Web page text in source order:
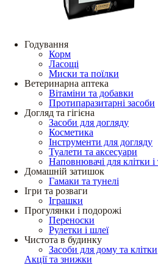
Годування
Корм
Ласощі
Миски та поїлки
Ветеринарна аптека
Вітаміни та добавки
Протипаразитарні засоби
Догляд та гігієна
Засоби для догляду
Косметика
Інструменти для догляду
Туалети та аксесуари
Наповнювачі для клітки і
Домашній затишок
Гамаки та тунелі
Ігри та розваги
Іграшки
Прогулянки і подорожі
Переноски
Рулетки і шлеї
Чистота в будинку
Засоби для дому та клітки
Акції та знижки